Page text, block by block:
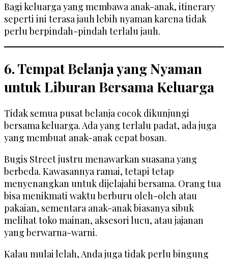
Bagi keluarga yang membawa anak-anak, itinerary
seperti ini terasa jauh lebih nyaman karena tidak
perlu berpindah-pindah terlalu jauh.
6. Tempat Belanja yang Nyaman
untuk Liburan Bersama Keluarga
Tidak semua pusat belanja cocok dikunjungi
bersama keluarga. Ada yang terlalu padat, ada juga
yang membuat anak-anak cepat bosan.
Bugis Street justru menawarkan suasana yang
berbeda. Kawasannya ramai, tetapi tetap
menyenangkan untuk dijelajahi bersama. Orang tua
bisa menikmati waktu berburu oleh-oleh atau
pakaian, sementara anak-anak biasanya sibuk
melihat toko mainan, aksesori lucu, atau jajanan
yang berwarna-warni.
Kalau mulai lelah, Anda juga tidak perlu bingung